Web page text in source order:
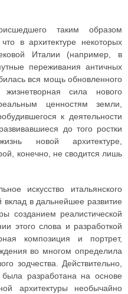
таким образом
в архитектуре некоторых
Италии (например, в
переживания античных
вся мощь обновленного
сила нового
ценностям земли,
к деятельности
до того ростки
новой архитектуре,
конечно, не сводится лишь
искусство итальянского
в дальнейшее развитие
созданием реалистической
этого слова и разработкой
композиция и портрет,
во многом определила
зодчества. Действительно,
разработана на основе
архитектуры необычайно